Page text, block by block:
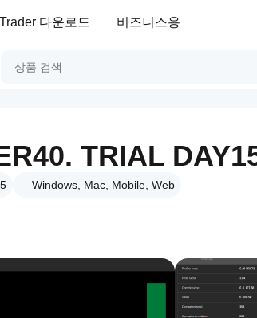
다운로드 비즈니스용
TRIAL
Windows, Mac, Mobile, Web